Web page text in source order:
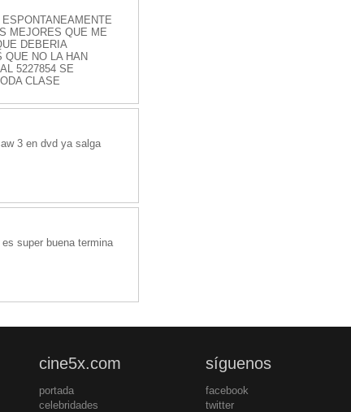
MEJORES QUE ME
DEBERIA
QUE NO LA HAN
5227854 SE
CLASE
3 en dvd ya salga
super buena termina
cine5x.com
portada
celebridades
síguenos
facebook
twitter